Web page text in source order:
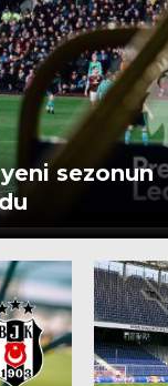
sezonun